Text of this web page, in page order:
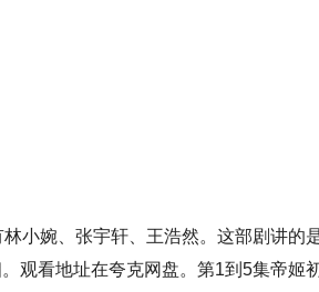
小婉、张宇轩、王浩然。这部剧讲的
观看地址在夸克网盘。第1到5集帝姬